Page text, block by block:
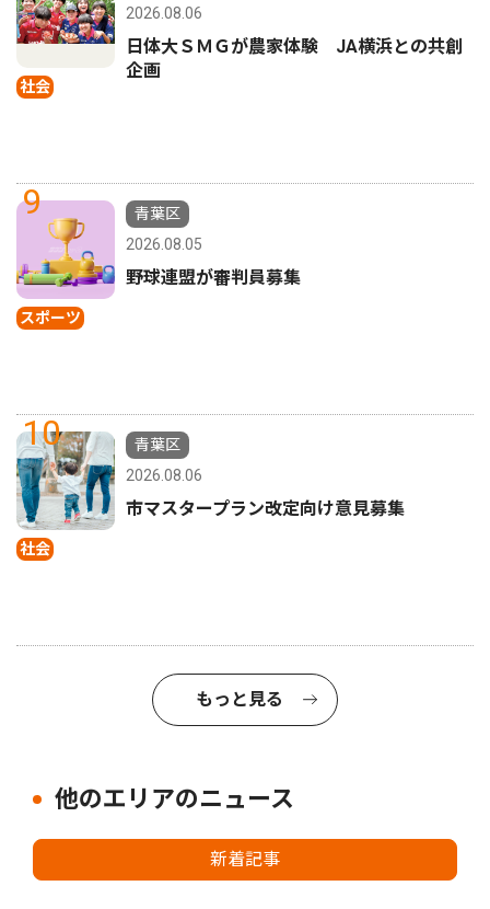
社会
2026.08.06
日体大ＳＭＧが農家体験 JA横浜との共創
企画
9
スポーツ
青葉区
2026.08.05
野球連盟が審判員募集
10
社会
青葉区
2026.08.06
市マスタープラン改定向け意見募集
もっと見る
他のエリアのニュース
新着記事